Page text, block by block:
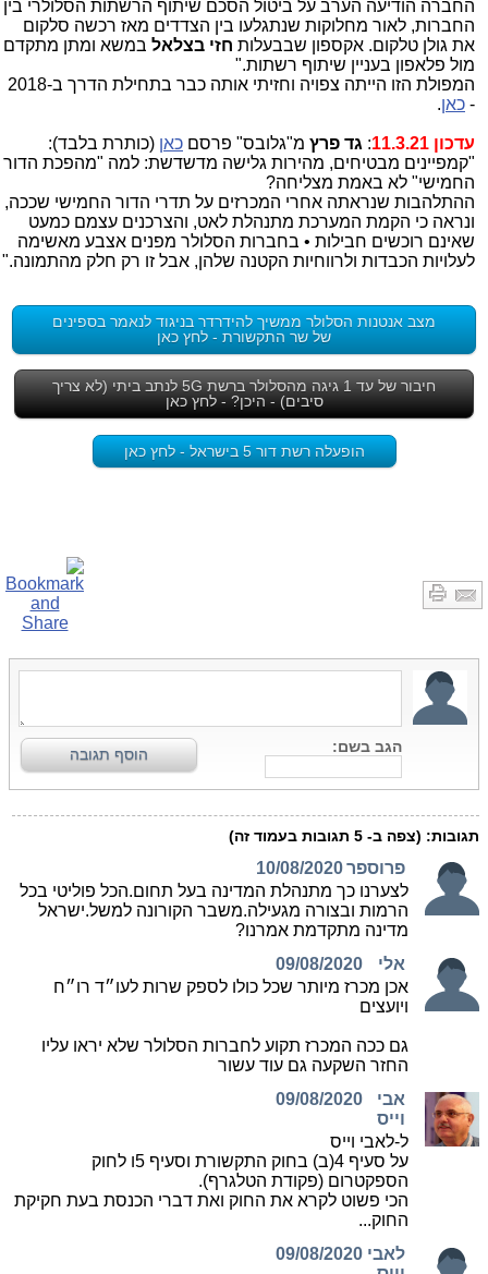
החברה הודיעה הערב על ביטול הסכם שיתוף הרשתות הסלולרי בין
החברות, לאור מחלוקות שנתגלעו בין הצדדים מאז רכשה סלקום
את גולן טלקום. אקספון שבבעלות חזי בצלאל במשא ומתן מתקדם
מול פלאפון בעניין שיתוף רשתות."
המפולת הזו הייתה צפויה וחזיתי אותה כבר בתחילת הדרך ב-2018
- כאן.
עדכון 11.3.21 : גד פרץ מ"גלובס" פרסם כאן (כותרת בלבד):
"קמפיינים מבטיחים, מהירות גלישה מדשדשת: למה "מהפכת הדור
החמישי" לא באמת מצליחה?
ההתלהבות שנראתה אחרי המכרזים על תדרי הדור החמישי שככה,
ונראה כי הקמת המערכת מתנהלת לאט, והצרכנים עצמם כמעט
שאינם רוכשים חבילות • בחברות הסלולר מפנים אצבע מאשימה
לעלויות הכבדות ולרווחיות הקטנה שלהן, אבל זו רק חלק מהתמונה."
מצב אנטנות הסלולר ממשיך להידרדר בניגוד לנאמר בספינים
של שר התקשורת - לחץ כאן
חיבור של עד 1 גיגה מהסלולר ברשת 5G לנתב ביתי (לא צריך
סיבים) - היכן? - לחץ כאן
הופעלה רשת דור 5 בישראל - לחץ כאן